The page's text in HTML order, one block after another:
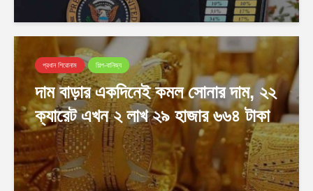
প্রধান শিরোনাম শিল্প-বানিজ্য
দাম বাড়ার একদিনেই কমল সোনার দাম, ২২
ক্যারেট এখন ২ লাখ ২৯ হাজার ৬৬৪ টাকা